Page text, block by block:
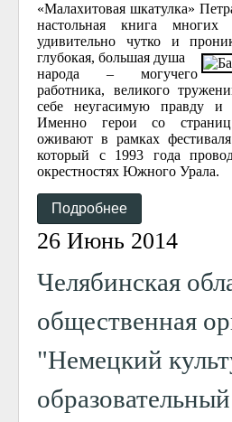
«Малахитовая шкатулка»
настольная книга
удивительно чутко и
глубокая, большая душа
народа – могучего
работника, великого
себе неугасимую правду и
Именно герои со страниц
оживают в рамках
который с 1993 года
окрестностях Южного Урала.
Подробнее
26 Июнь 2014
Челябинская
общественная
"Немецкий